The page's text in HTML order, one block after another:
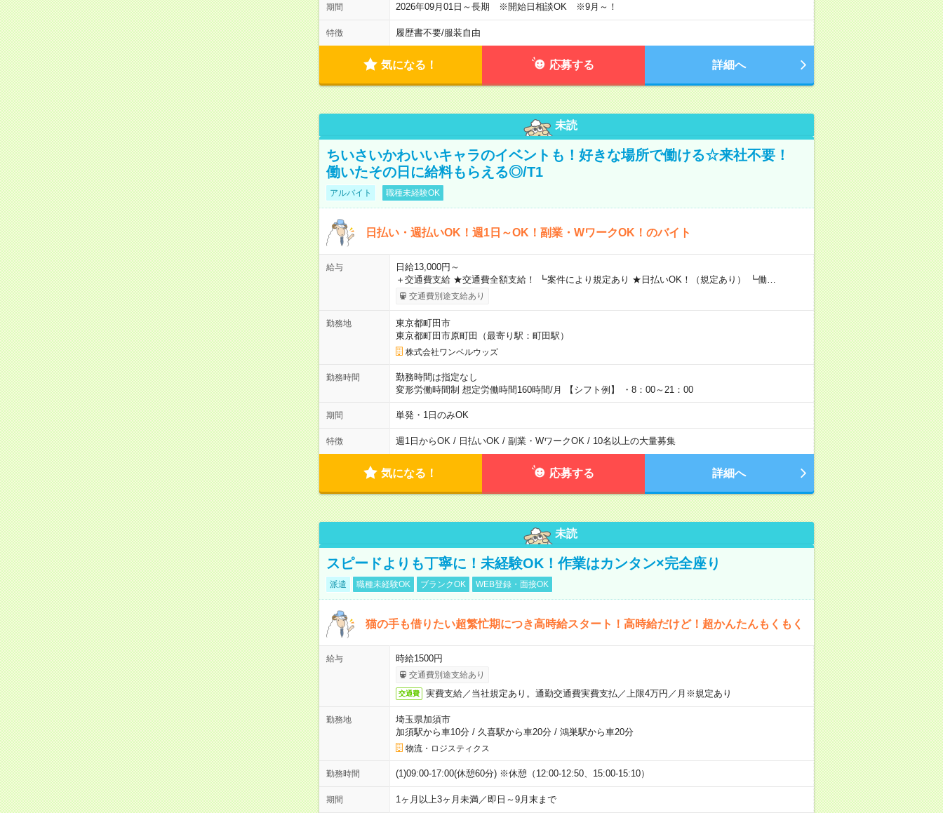
期間 2026年09月01日～長期 ※開始日相談OK ※9月～！
特徴 履歴書不要/服装自由
気になる！ 応募する 詳細へ
未読
ちいさいかわいいキャラのイベントも！好きな場所で働ける☆来社不要！
働いたその日に給料もらえる◎/T1
アルバイト 職種未経験OK
日払い・週払いOK！週1日～OK！副業・WワークOK！のバイト
給与
日給13,000円～
＋交通費支給 ★交通費全額支給！ ┗案件により規定あり ★日払いOK！（規定あり） ┗働…
交通費別途支給あり
勤務地
東京都町田市
東京都町田市原町田（最寄り駅：町田駅）
株式会社ワンベルウッズ
勤務時間
勤務時間は指定なし
変形労働時間制 想定労働時間160時間/月 【シフト例】 ・8：00～21：00
期間 単発・1日のみOK
特徴 週1日からOK / 日払いOK / 副業・WワークOK / 10名以上の大量募集
気になる！ 応募する 詳細へ
未読
スピードよりも丁寧に！未経験OK！作業はカンタン×完全座り
派遣 職種未経験OK ブランクOK WEB登録・面接OK
猫の手も借りたい超繁忙期につき高時給スタート！高時給だけど！超かんたんもくもく
給与 時給1500円
交通費別途支給あり
交通費 実費支給／当社規定あり。通勤交通費実費支払／上限4万円／月※規定あり
勤務地
埼玉県加須市
加須駅から車10分/ 久喜駅から車20分/ 鴻巣駅から車20分
物流・ロジスティクス
勤務時間 (1)09:00-17:00(休憩60分) ※休憩（12:00-12:50、15:00-15:10）
期間 1ヶ月以上3ヶ月未満／即日～9月末まで